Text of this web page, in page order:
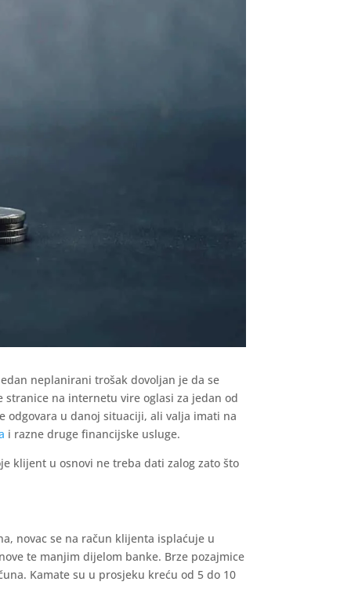
neplanirani trošak dovoljan je da se
na internetu vire oglasi za jedan od
odgovara u danoj situaciji, ali valja imati na
i razne druge financijske usluge.
klijent u osnovi ne treba dati zalog zato što
novac se na račun klijenta isplaćuje u
te manjim dijelom banke. Brze pozajmice
Kamate su u prosjeku kreću od 5 do 10